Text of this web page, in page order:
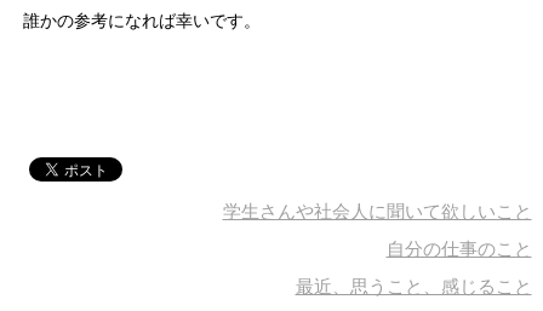
誰かの参考になれば幸いです。
学生さんや社会人に聞いて欲しいこと
自分の仕事のこと
最近、思うこと、感じること